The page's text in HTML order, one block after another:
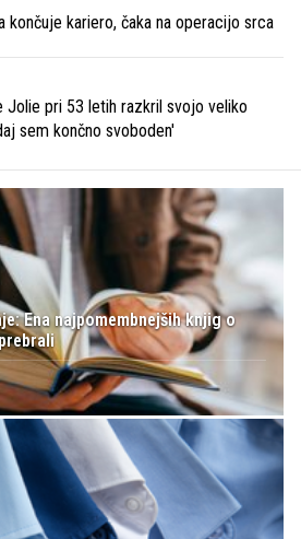
končuje kariero, čaka na operacijo srca
Jolie pri 53 letih razkril svojo veliko
sem končno svoboden'
Ena najpomembnejših knjig o